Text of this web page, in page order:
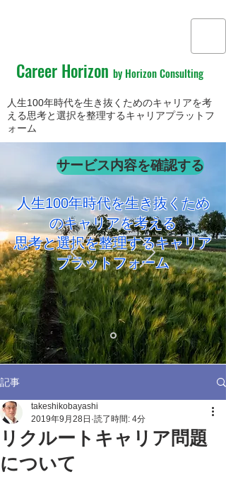
Career Horizon by Horizon Consulting
人生100年時代を生き抜くためのキャリアを考
える思考と選択を整理するキャリアプラットフ
ォーム
サービス内容を確認する
人生100年時代を生き抜くため
のキャリアを考える
​思考と選択を整理するキャリア
プラットフォーム
記事
リクルートキャリア問題
について
takeshikobayashi
2019年9月28日 読了時間: 4分